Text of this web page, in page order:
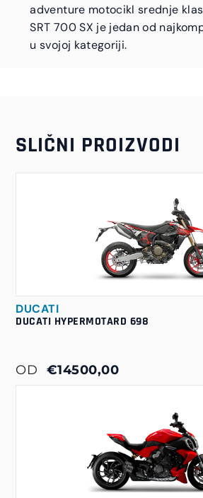
adventure motocikl srednje
SRT 700 SX je jedan od
u svojoj kategoriji.
SLIČNI PROIZVODI
DUCATI
DUCATI HYPERMOTARD 698
OD €14500,00